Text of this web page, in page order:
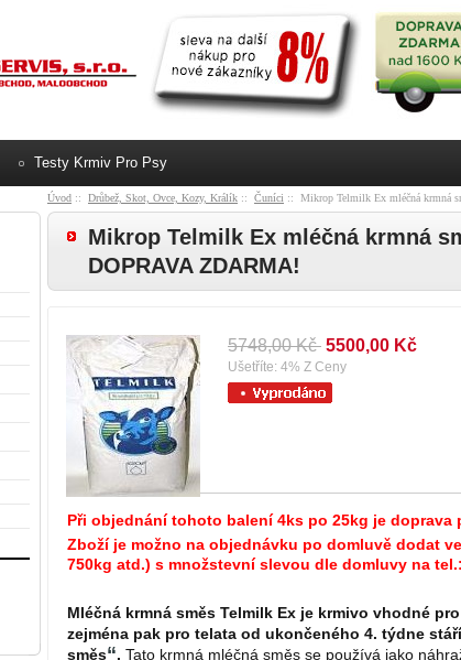
Testy Krmiv Pro Psy
Úvod :: Drůbež, Skot, Ovce, Kozy, Králík :: Čuníci :: Mikrop Telmilk Ex mléčná krmná
Mikrop Telmilk Ex mléčná krmná
DOPRAVA ZDARMA!
5748,00 Kč 5500,00 Kč
Ušetříte: 4% Z Ceny
Při objednání tohoto balení 4ks po 25kg je doprava
Zboží je možno na objednávku po domluvě dodat
750kg atd.) s množstevní slevou dle domluvy na
Mléčná krmná směs Telmilk Ex je krmivo vhodné
zejména pak pro telata od ukončeného 4. týdne
směs“. Tato krmná mléčná směs se používá jako